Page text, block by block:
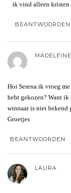
ik vind alleen
BEANTWOORDEN
MADELEINE
Hoi Serena ik vroeg
hebt gekozen? Want ik
winnaar is niet bekend
Groetjes
BEANTWOORDEN
LAURA